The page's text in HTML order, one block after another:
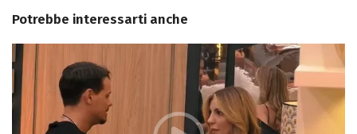
Potrebbe interessarti anche